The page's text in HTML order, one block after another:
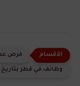
فرص
وظائف في قطر بتاريخ